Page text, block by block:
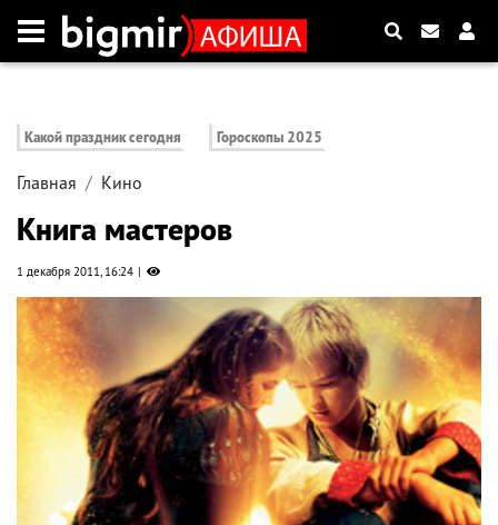
Какой праздник сегодня Гороскопы 2025
Главная Кино
Книга мастеров
1 декабря 2011, 16:24